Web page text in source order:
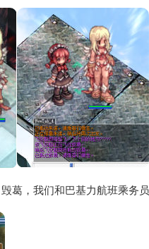
葛，我们和巴基力航班乘务